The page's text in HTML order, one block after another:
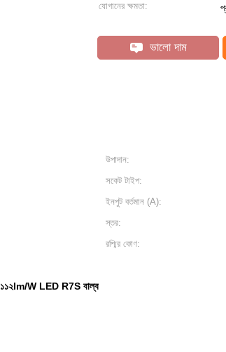
যোগানের ক্ষমতা:
ভালো দাম
উপাদান:
সকেট টাইপ:
ইনপুট বর্তমান (A):
স্তর:
রশ্মির কোণ:
১১২lm/W LED R7S বাল্ব